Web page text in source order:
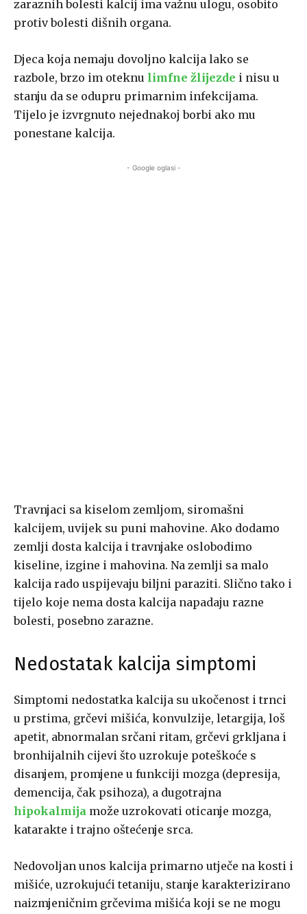
zaraznih bolesti kalcij ima važnu ulogu, osobito
protiv bolesti dišnih organa.
Djeca koja nemaju dovoljno kalcija lako se
razbole, brzo im oteknu limfne žlijezde i nisu u
stanju da se odupru primarnim infekcijama.
Tijelo je izvrgnuto nejednakoj borbi ako mu
ponestane kalcija.
- Google oglasi -
Travnjaci sa kiselom zemljom, siromašni
kalcijem, uvijek su puni mahovine. Ako dodamo
zemlji dosta kalcija i travnjake oslobodimo
kiseline, izgine i mahovina. Na zemlji sa malo
kalcija rado uspijevaju biljni paraziti. Slično tako i
tijelo koje nema dosta kalcija napadaju razne
bolesti, posebno zarazne.
Nedostatak kalcija simptomi
Simptomi nedostatka kalcija su ukočenost i trnci
u prstima, grčevi mišića, konvulzije, letargija, loš
apetit, abnormalan srčani ritam, grčevi grkljana i
bronhijalnih cijevi što uzrokuje poteškoće s
disanjem, promjene u funkciji mozga (depresija,
demencija, čak psihoza), a dugotrajna
hipokalmija može uzrokovati oticanje mozga,
katarakte i trajno oštećenje srca.
Nedovoljan unos kalcija primarno utječe na kosti i
mišiće, uzrokujući tetaniju, stanje karakterizirano
naizmjeničnim grčevima mišića koji se ne mogu